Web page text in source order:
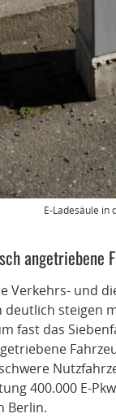
E-Ladesäule in
angetriebene
Verkehrs- und
deutlich steigen
fast das
400.000 E-
Berlin.